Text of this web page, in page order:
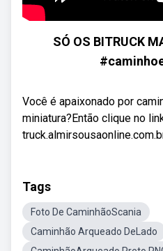
SÓ OS BITRUCK
Você é apaixonado por
miniatura?Então clique no
Tags
Foto De CaminhãoScania
Caminhão Arqueado DeLado